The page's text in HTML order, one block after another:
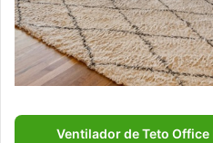
Ventilador de Teto